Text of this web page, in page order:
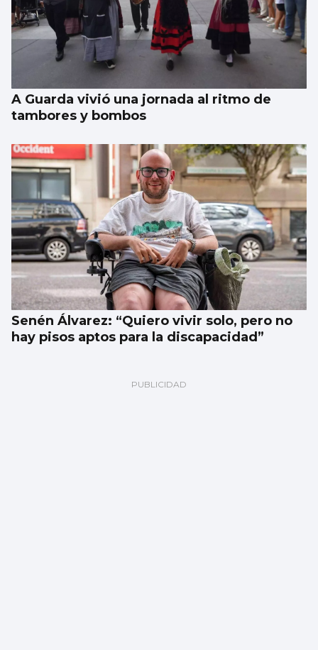
A Guarda vivió una jornada al ritmo de
tambores y bombos
Senén Álvarez: “Quiero vivir solo, pero no
hay pisos aptos para la discapacidad”